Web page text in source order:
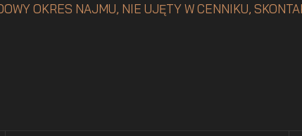
OKRES NAJMU, NIE UJĘTY W CENNIKU,